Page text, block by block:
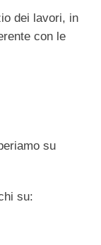
dei lavori, in
con le
su
su: